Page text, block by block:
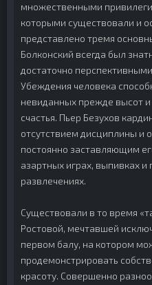
множественными
которыми существовали и
представлено тремя
Болконский всегда был
достаточно
Убеждения человека
невиданных прежде высот
счастья. Пьер Безухов
отсутствием дисциплины и
постоянно заставляющим
азартных играх, выпивках
развлечениях.
Существовали в то время
Ростовой, мечтавшей
первом балу, на котором
продемонстрировать
красоту. Совершенно